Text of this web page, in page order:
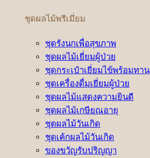
ชุดผลไม้พรีเมี่ยม
ชุดรังนกเพื่อสุขภาพ
ชุดผลไม้เยี่ยมผู้ป่วย
ชุดกระเป๋าเยี่ยมไข้พร้อมทาน
ชุดเครื่องดื่มเยี่ยมผู้ป่วย
ชุดผลไม้แสดงความยินดี
ชุดผลไม้เกษียณอายุ
ชุดผลไม้วันเกิด
ชุดเค้กผลไม้วันเกิด
ของขวัญรับปริญญา